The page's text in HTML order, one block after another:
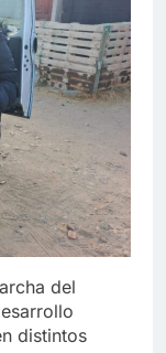
del
distintos